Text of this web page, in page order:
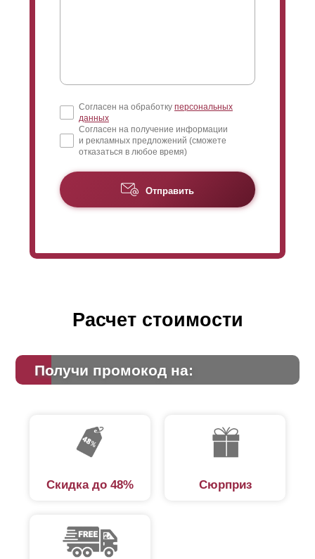
Согласен на обработку персональных
данных
Согласен на получение информации
и рекламных предложений (сможете
отказаться в любое время)
Отправить
Расчет стоимости
Получи промокод на:
Скидка до 48% Сюрприз